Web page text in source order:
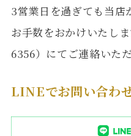
3営業日を過ぎても当店
お手数をおかけいたし
6356）にてご連絡いた
LINEでお問い合わ